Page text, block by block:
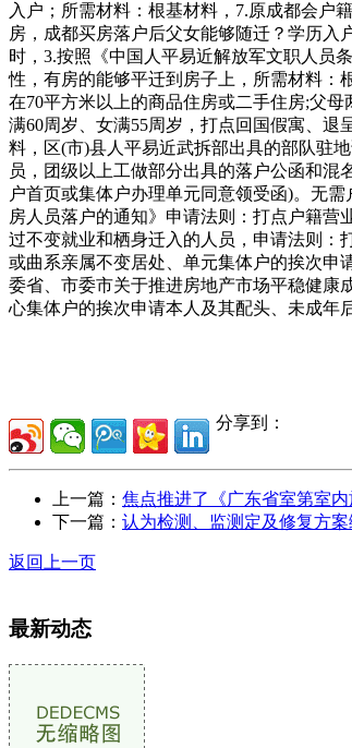
入户；所需材料：根基材料，7.原成都会户
房，成都买房落户后父女能够随迁？学历入
时，3.按照《中国人平易近解放军文职人员
性，有房的能够平迁到房子上，所需材料：
在70平方米以上的商品住房或二手住房;父
满60周岁、女满55周岁，打点回国假寓、
料，区(市)县人平易近武拆部出具的部队驻
员，团级以上工做部分出具的落户公函和
户首页或集体户办理单元同意领受函)。无
房人员落户的通知》申请法则：打点户籍营
过不变就业和栖身迁入的人员，申请法则：
或曲系亲属不变居处、单元集体户的挨次申
委省、市委市关于推进房地产市场平稳健康
心集体户的挨次申请本人及其配头、未成年
分享到：
上一篇： 焦点推进了《广东省室第室
下一篇： 认为检测、监测定及修复方
返回上一页
最新动态